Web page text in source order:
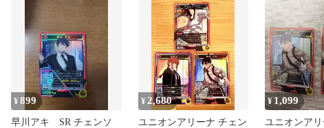
¥899
早川アキ SR チェンソ
¥ 2,680
ユニオンアリーナ チェン
¥1,099
ユニオンア